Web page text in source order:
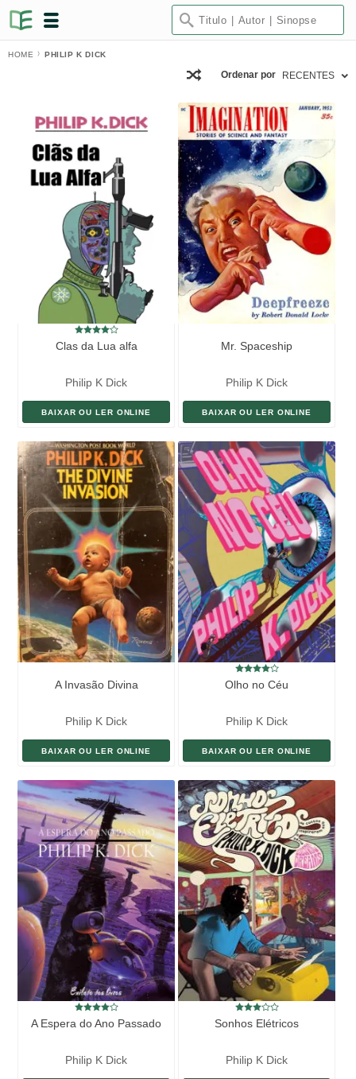
HOME PHILIP K DICK
Ordenar por RECENTES
Clas da Lua alfa
Philip K Dick
BAIXAR OU LER ONLINE
Mr. Spaceship
Philip K Dick
BAIXAR OU LER ONLINE
A Invasão Divina
Philip K Dick
BAIXAR OU LER ONLINE
Olho no Céu
Philip K Dick
BAIXAR OU LER ONLINE
A Espera do Ano Passado
Philip K Dick
Sonhos Elétricos
Philip K Dick